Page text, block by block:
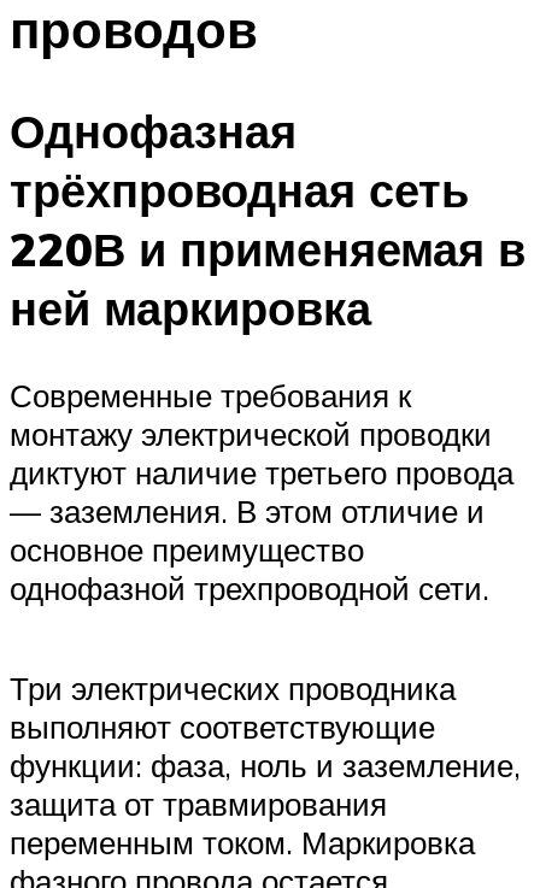
проводов
Однофазная
трёхпроводная сеть
220В и применяемая в
ней маркировка
Современные требования к
монтажу электрической проводки
диктуют наличие третьего провода
— заземления. В этом отличие и
основное преимущество
однофазной трехпроводной сети.
Три электрических проводника
выполняют соответствующие
функции: фаза, ноль и заземление,
защита от травмирования
переменным током. Маркировка